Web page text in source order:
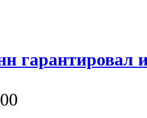
гарантировал